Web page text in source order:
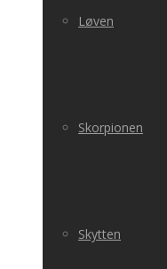
Løven
Skorpionen
Skytten